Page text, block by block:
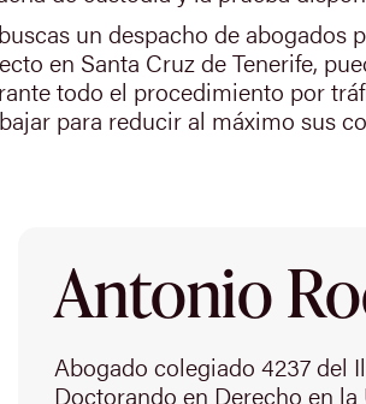
un despacho de abogados
en Santa Cruz de Tenerife,
todo el procedimiento por
para reducir al máximo sus
Antonio
Abogado colegiado 4237 del
Doctorando en Derecho en